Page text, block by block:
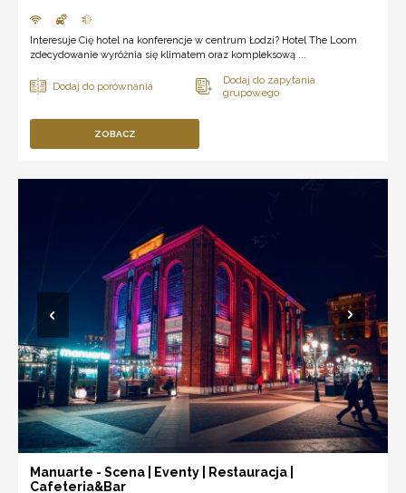
Interesuje Cię hotel na konferencje w centrum Łodzi? Hotel The Loom
zdecydowanie wyróżnia się klimatem oraz kompleksową ...
ZOBACZ
Manuarte - Scena | Eventy | Restauracja |
Cafeteria&Bar